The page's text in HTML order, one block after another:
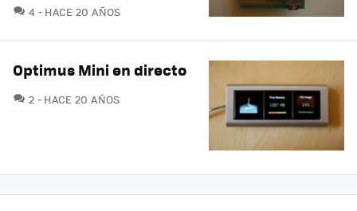
4 COMENTARIOS
HACE 20 AÑOS
Optimus Mini en directo
2 COMENTARIOS
HACE 20 AÑOS